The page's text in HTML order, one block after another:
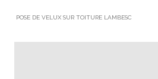
POSE DE VELUX SUR TOITURE LAMBESC